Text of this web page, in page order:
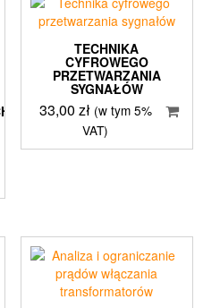
TECHNIKA
CYFROWEGO
PRZETWARZANIA
SYGNAŁÓW
33,00 zł (w tym 5%
VAT)